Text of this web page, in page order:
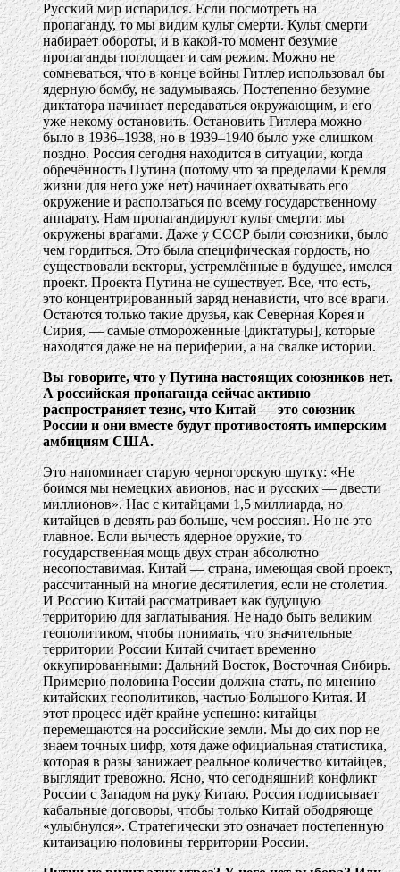
Русский мир испарился. Если посмотреть на
пропаганду, то мы видим культ смерти. Культ смерти
набирает обороты, и в какой-то момент безумие
пропаганды поглощает и сам режим. Можно не
сомневаться, что в конце войны Гитлер использовал бы
ядерную бомбу, не задумываясь. Постепенно безумие
диктатора начинает передаваться окружающим, и его
уже некому остановить. Остановить Гитлера можно
было в 1936–1938, но в 1939–1940 было уже слишком
поздно. Россия сегодня находится в ситуации, когда
обречённость Путина (потому что за пределами Кремля
жизни для него уже нет) начинает охватывать его
окружение и расползаться по всему государственному
аппарату. Нам пропагандируют культ смерти: мы
окружены врагами. Даже у СССР были союзники, было
чем гордиться. Это была специфическая гордость, но
существовали векторы, устремлённые в будущее, имелся
проект. Проекта Путина не существует. Все, что есть, —
это концентрированный заряд ненависти, что все враги.
Остаются только такие друзья, как Северная Корея и
Сирия, — самые отмороженные [диктатуры], которые
находятся даже не на периферии, а на свалке истории.
Вы говорите, что у Путина настоящих союзников нет.
А российская пропаганда сейчас активно
распространяет тезис, что Китай — это союзник
России и они вместе будут противостоять имперским
амбициям США.
Это напоминает старую черногорскую шутку: «Не
боимся мы немецких авионов, нас и русских — двести
миллионов». Нас с китайцами 1,5 миллиарда, но
китайцев в девять раз больше, чем россиян. Но не это
главное. Если вычесть ядерное оружие, то
государственная мощь двух стран абсолютно
несопоставимая. Китай — страна, имеющая свой проект,
рассчитанный на многие десятилетия, если не столетия.
И Россию Китай рассматривает как будущую
территорию для заглатывания. Не надо быть великим
геополитиком, чтобы понимать, что значительные
территории России Китай считает временно
оккупированными: Дальний Восток, Восточная Сибирь.
Примерно половина России должна стать, по мнению
китайских геополитиков, частью Большого Китая. И
этот процесс идёт крайне успешно: китайцы
перемещаются на российские земли. Мы до сих пор не
знаем точных цифр, хотя даже официальная статистика,
которая в разы занижает реальное количество китайцев,
выглядит тревожно. Ясно, что сегодняшний конфликт
России с Западом на руку Китаю. Россия подписывает
кабальные договоры, чтобы только Китай ободряюще
«улыбнулся». Стратегически это означает постепенную
китаизацию половины территории России.